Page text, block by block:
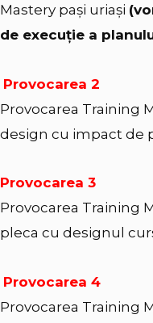
Mastery pași uriași
de execuție a
Provocarea 2
Provocarea Training
design cu impact de
Provocarea 3
Provocarea Training
pleca cu designul
Provocarea 4
Provocarea Training